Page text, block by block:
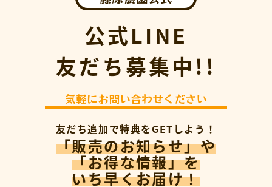
公式LINE
友だち募集中!!
気軽にお問い合わせください
友だち追加で特典をGETしよう！
「販売のお知らせ」や
「お得な情報」を
いち早くお届け！